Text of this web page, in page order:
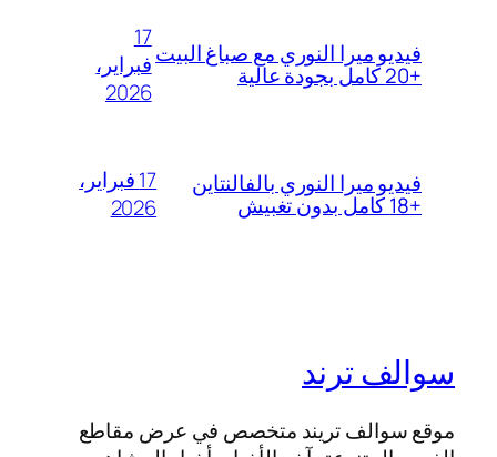
فيديو ميرا النوري مع صباغ البيت
+20 كامل بجودة عالية
17
فبراير،
2026
فيديو ميرا النوري بالفالنتاين
+18 كامل بدون تغبيش
17 فبراير،
2026
سوالف ترند
موقع سوالف تريند متخصص في عرض مقاطع